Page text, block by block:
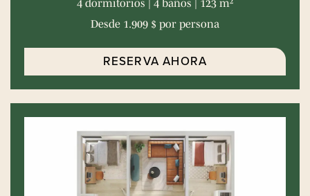
4 dormitorios | 4 baños | 123 m²
Desde 1.909 $ por persona
RESERVA AHORA